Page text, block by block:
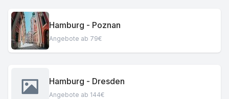
Hamburg - Poznan
Angebote ab 79€
Hamburg - Dresden
Angebote ab 144€